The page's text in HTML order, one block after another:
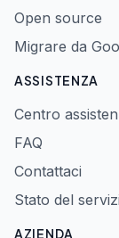
Open source
Migrare da
ASSISTENZA
Centro
FAQ
Contattaci
Stato del
AZIENDA